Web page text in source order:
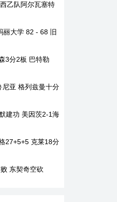
乙队阿尔瓦塞特
丽大学 82 - 68 旧
3分2板 巴特勒
亚 格列兹曼十分
建功 美因茨2-1海
27+5+5 克莱18分
东契奇空砍